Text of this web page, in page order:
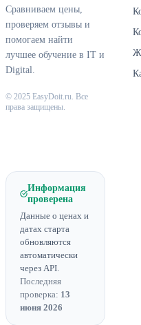
Сравниваем цены,
проверяем отзывы и
помогаем найти
лучшее обучение в IT и
Digital.
© 2025 EasyDoit.ru. Все
права защищены.
Информация
проверена
Данные о ценах и
датах старта
обновляются
автоматически
через API.
Последняя
проверка: 13
июня 2026